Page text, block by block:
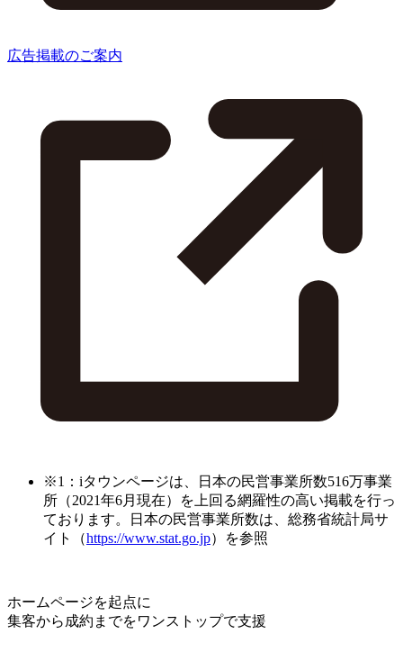
広告掲載のご案内
※1：iタウンページは、日本の民営事業所数516万事業
所（2021年6月現在）を上回る網羅性の高い掲載を行っ
ております。日本の民営事業所数は、総務省統計局サ
イト（https://www.stat.go.jp）を参照
ホームページを起点に
集客から成約までをワンストップで支援